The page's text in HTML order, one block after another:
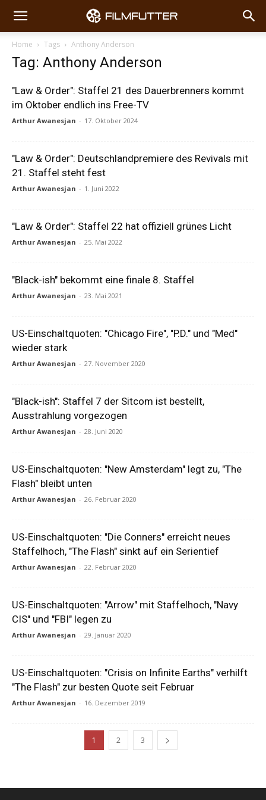
Home Tags Anthony Anderson
Tag: Anthony Anderson
"Law & Order": Staffel 21 des Dauerbrenners kommt
im Oktober endlich ins Free-TV
Arthur Awanesjan - 17. Oktober 2024
"Law & Order": Deutschlandpremiere des Revivals mit
21. Staffel steht fest
Arthur Awanesjan - 1. Juni 2022
"Law & Order": Staffel 22 hat offiziell grünes Licht
Arthur Awanesjan - 25. Mai 2022
"Black-ish" bekommt eine finale 8. Staffel
Arthur Awanesjan - 23. Mai 2021
US-Einschaltquoten: "Chicago Fire", "P.D." und "Med"
wieder stark
Arthur Awanesjan - 27. November 2020
"Black-ish": Staffel 7 der Sitcom ist bestellt,
Ausstrahlung vorgezogen
Arthur Awanesjan - 28. Juni 2020
US-Einschaltquoten: "New Amsterdam" legt zu, "The
Flash" bleibt unten
Arthur Awanesjan - 26. Februar 2020
US-Einschaltquoten: "Die Conners" erreicht neues
Staffelhoch, "The Flash" sinkt auf ein Serientief
Arthur Awanesjan - 22. Februar 2020
US-Einschaltquoten: "Arrow" mit Staffelhoch, "Navy
CIS" und "FBI" legen zu
Arthur Awanesjan - 29. Januar 2020
US-Einschaltquoten: "Crisis on Infinite Earths" verhilft
"The Flash" zur besten Quote seit Februar
Arthur Awanesjan - 16. Dezember 2019
1 2 3